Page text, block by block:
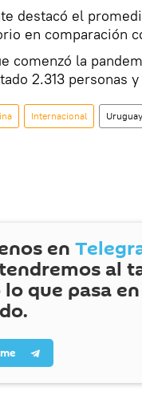
destacó el
en comparación
comenzó la
2.313 personas
Internacional Uruguay
en
al
que pasa